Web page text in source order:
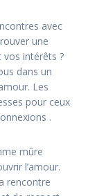
avec
une
vos intérêts ?
dans un
Les
pour ceux
.
mûre
l’amour.
rencontre